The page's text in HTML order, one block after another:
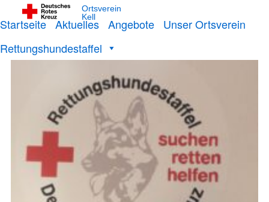
Ortsverein
Kell
Startseite Aktuelles Angebote
Unser Ortsverein
Rettungshundestaffel
Ansprechpartner